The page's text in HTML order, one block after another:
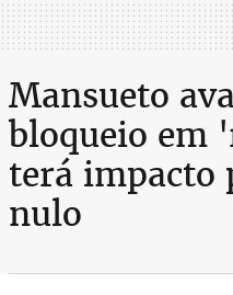
Mansueto
bloqueio em
terá impacto
nulo